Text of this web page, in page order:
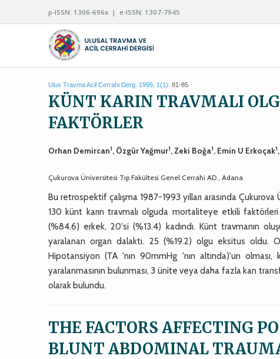
p-ISSN: 1306-696x | e-ISSN: 1307-7945
Ulus Travma Acil Cerrahi Derg. 1995; 1(1): 81-85
KÜNT KARIN TRAVMALI
FAKTÖRLER
Orhan Demircan1, Özgür Yağmur1, Zeki Boğa1, Emin U Erkoçak1
Çukurova Üniversitesi Tıp Fakültesi Genel Cerrahi AD., Adana
Bu retrospektif çalışma 1987-1993 yılları arasında
130 künt karın travmalı olguda mortaliteye etkili faktörleri
(%84.6) erkek, 20'si (%13.4) kadındı. Künt travmanın
yaralanan organ dalaktı. 25 (%19.2) olgu eksitus oldu.
Hipotansiyon (TA 'nın 90mmHg 'nın altında)'un
yaralanmasının bulunması, 3 ünite veya daha fazla kan
olarak bulundu.
THE FACTORS AFFECTING
BLUNT ABDOMINAL